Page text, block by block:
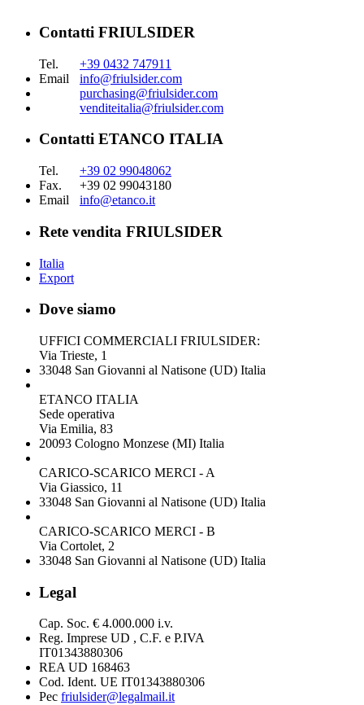
Contatti FRIULSIDER
Tel.
+39 0432 747911
Email
info@friulsider.com
purchasing@friulsider.com
venditeitalia@friulsider.com
Contatti ETANCO ITALIA
Tel.
+39 02 99048062
Fax.
+39 02 99043180
Email
info@etanco.it
Rete vendita FRIULSIDER
Italia
Export
Dove siamo
UFFICI COMMERCIALI FRIULSIDER:
Via Trieste, 1
33048 San Giovanni al Natisone (UD) Italia
ETANCO ITALIA
Sede operativa
Via Emilia, 83
20093 Cologno Monzese (MI) Italia
CARICO-SCARICO MERCI - A
Via Giassico, 11
33048 San Giovanni al Natisone (UD) Italia
CARICO-SCARICO MERCI - B
Via Cortolet, 2
33048 San Giovanni al Natisone (UD) Italia
Legal
Cap. Soc. € 4.000.000 i.v.
Reg. Imprese UD , C.F. e P.IVA
IT01343880306
REA UD 168463
Cod. Ident. UE IT01343880306
Pec friulsider@legalmail.it